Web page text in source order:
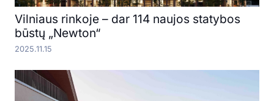
Vilniaus rinkoje – dar 114 naujos statybos
būstų „Newton“
2025.11.15